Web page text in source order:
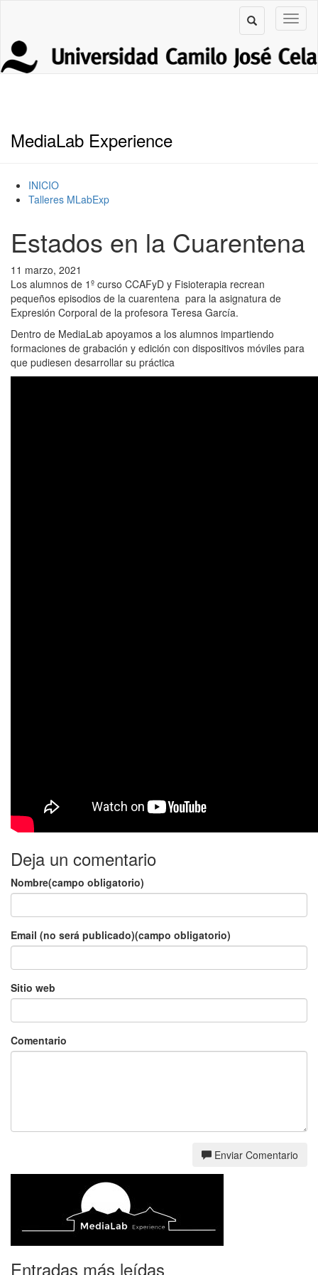
MediaLab Experience
INICIO
Talleres MLabExp
Estados en la Cuarentena
11 marzo, 2021
Los alumnos de 1º curso CCAFyD y Fisioterapia recrean
pequeños episodios de la cuarentena para la asignatura de
Expresión Corporal de la profesora Teresa García.
Dentro de MediaLab apoyamos a los alumnos impartiendo
formaciones de grabación y edición con dispositivos móviles para
que pudiesen desarrollar su práctica
Deja un comentario
Nombre(campo obligatorio)
Email (no será publicado)(campo obligatorio)
Sitio web
Comentario
Enviar Comentario
Entradas más leídas